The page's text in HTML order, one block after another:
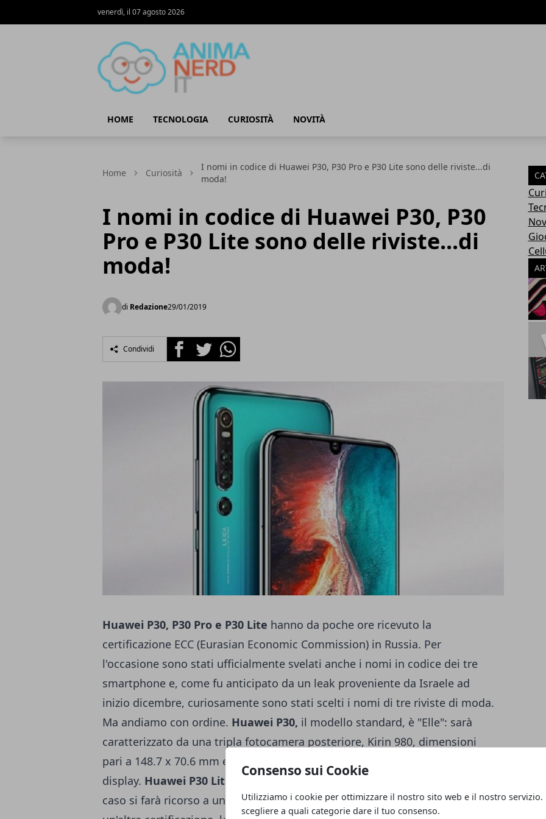
Consenso sui Cookie
Utilizziamo i cookie per ottimizzare il nostro sito web e il nostro servizio.
scegliere a quali categorie dare il tuo consenso.
venerdì, il 07 agosto 2026
HOME TECNOLOGIA CURIOSITÀ NOVITÀ
Home Curiosità
I nomi in codice di Huawei P30, P30 Pro e P30 Lite sono delle riviste...di
moda!
I nomi in codice di Huawei P30, P30
Pro e P30 Lite sono delle riviste...di
moda!
di Redazione29/01/2019
Condividi FacebookTwitterWhatsapp
Huawei P30, P30 Pro e P30 Lite hanno da poche ore ricevuto la
certificazione ECC (Eurasian Economic Commission) in Russia. Per
l'occasione sono stati ufficialmente svelati anche i nomi in codice dei tre
smartphone e, come fu anticipato da un leak proveniente da Israele ad
inizio dicembre, curiosamente sono stati scelti i nomi di tre riviste di moda.
Ma andiamo con ordine. Huawei P30, il modello standard, è "Elle": sarà
caratterizzato da una tripla fotocamera posteriore, Kirin 980, dimensioni
pari a 148.7 x 70.6 mm e sensore per le impronte digitali integrato nel
display. Huawei P30 Lite
caso si farà ricorso a un SoC meno performante come il Kirin 710 mentre